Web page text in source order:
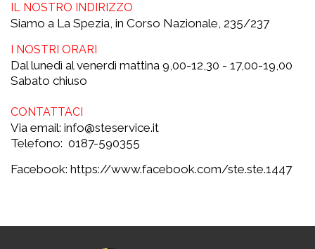
IL NOSTRO INDIRIZZO
Siamo a La Spezia, in Corso Nazionale, 235/237
I NOSTRI ORARI
Dal lunedì al venerdì mattina 9,00-12,30 - 17,00-19,00
Sabato chiuso
CONTATTACI
Via email: info@steservice.it
Telefono: 0187-590355
Facebook: https://www.facebook.com/ste.ste.1447